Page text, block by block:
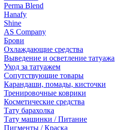
Perma Blend
Hanafy
Shine
AS Company
Брови
Охлаждающие средства
Выведение и осветление татуажа
Уход за татуажем
Сопутствующие товары
Карандаши, помады, кисточки
Тренировочные коврики
Косметические средства
Тату барахолка
Тату машинки / Питание
Пигменты / Краска